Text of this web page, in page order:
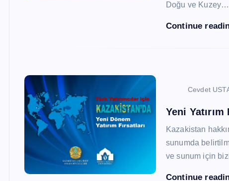
Doğu ve Kuzey…
Continue
Cevdet
Yeni
Kazakistan
sunumda
ve sunum için
Continue